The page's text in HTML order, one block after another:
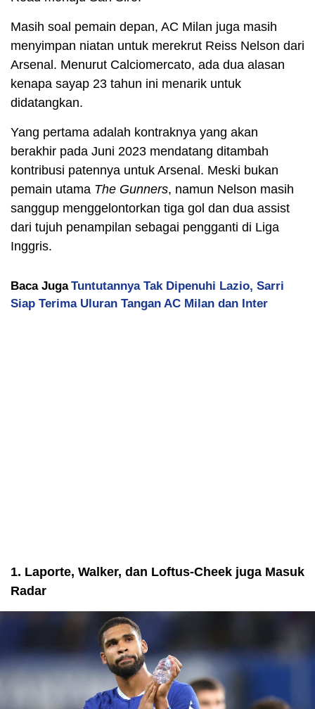
Masih soal pemain depan, AC Milan juga masih
menyimpan niatan untuk merekrut Reiss Nelson dari
Arsenal. Menurut Calciomercato, ada dua alasan
kenapa sayap 23 tahun ini menarik untuk
didatangkan.
Yang pertama adalah kontraknya yang akan
berakhir pada Juni 2023 mendatang ditambah
kontribusi patennya untuk Arsenal. Meski bukan
pemain utama The Gunners, namun Nelson masih
sanggup menggelontorkan tiga gol dan dua assist
dari tujuh penampilan sebagai pengganti di Liga
Inggris.
Baca Juga Tuntutannya Tak Dipenuhi Lazio, Sarri
Siap Terima Uluran Tangan AC Milan dan Inter
1. Laporte, Walker, dan Loftus-Cheek juga Masuk
Radar